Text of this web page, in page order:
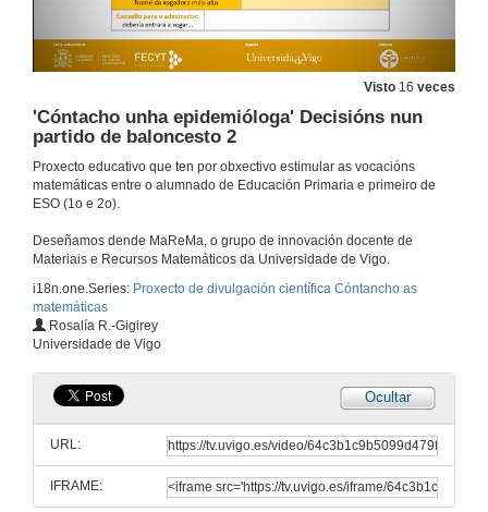
Visto 16 veces
'Cóntacho unha epidemióloga' Decisións nun
partido de baloncesto 2
Proxecto educativo que ten por obxectivo estimular as vocacións
matemáticas entre o alumnado de Educación Primaria e primeiro de
ESO (1o e 2o).
Deseñamos dende MaReMa, o grupo de innovación docente de
Materiais e Recursos Matemáticos da Universidade de Vigo.
i18n.one.Series: Proxecto de divulgación científica Cóntancho as
matemáticas
Rosalía R.-Gigirey
Universidade de Vigo
Ocultar
URL:
IFRAME: